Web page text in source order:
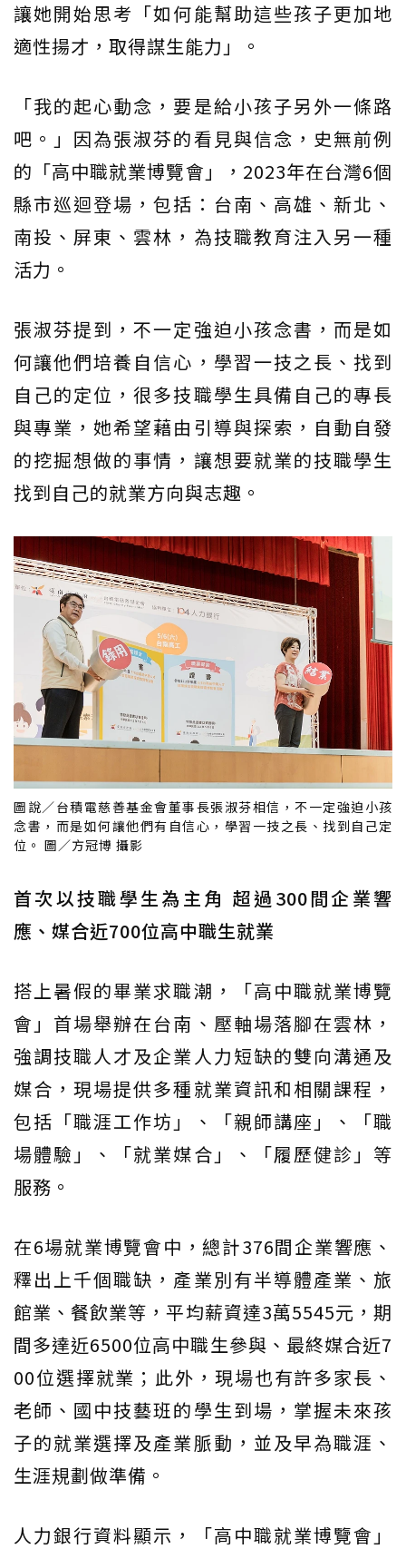
讓她開始思考「如何能幫助這些孩子更加地
適性揚才，取得謀生能力」。
「我的起心動念，要是給小孩子另外一條路
吧。」因為張淑芬的看見與信念，史無前例
的「高中職就業博覽會」，2023年在台灣6個
縣市巡迴登場，包括：台南、高雄、新北、
南投、屏東、雲林，為技職教育注入另一種
活力。
張淑芬提到，不一定強迫小孩念書，而是如
何讓他們培養自信心，學習一技之長、找到
自己的定位，很多技職學生具備自己的專長
與專業，她希望藉由引導與探索，自動自發
的挖掘想做的事情，讓想要就業的技職學生
找到自己的就業方向與志趣。
圖說／台積電慈善基金會董事長張淑芬相信，不一定強迫小孩
念書，而是如何讓他們有自信心，學習一技之長、找到自己定
位。 圖／方冠博 攝影
首次以技職學生為主角 超過300間企業響
應、媒合近700位高中職生就業
搭上暑假的畢業求職潮，「高中職就業博覽
會」首場舉辦在台南、壓軸場落腳在雲林，
強調技職人才及企業人力短缺的雙向溝通及
媒合，現場提供多種就業資訊和相關課程，
包括「職涯工作坊」、「親師講座」、「職
場體驗」、「就業媒合」、「履歷健診」等
服務。
在6場就業博覽會中，總計376間企業響應、
釋出上千個職缺，產業別有半導體產業、旅
館業、餐飲業等，平均薪資達3萬5545元，期
間多達近6500位高中職生參與、最終媒合近7
00位選擇就業；此外，現場也有許多家長、
老師、國中技藝班的學生到場，掌握未來孩
子的就業選擇及產業脈動，並及早為職涯、
生涯規劃做準備。
人力銀行資料顯示，「高中職就業博覽會」